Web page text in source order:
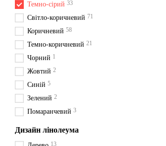
Темно-сірий 33
Світло-коричневий 71
Коричневий 58
Темно-коричневий 21
Чорний 1
Жовтий 2
Синій 5
Зелений 2
Помаранчевий 3
Дизайн лінолеума
13